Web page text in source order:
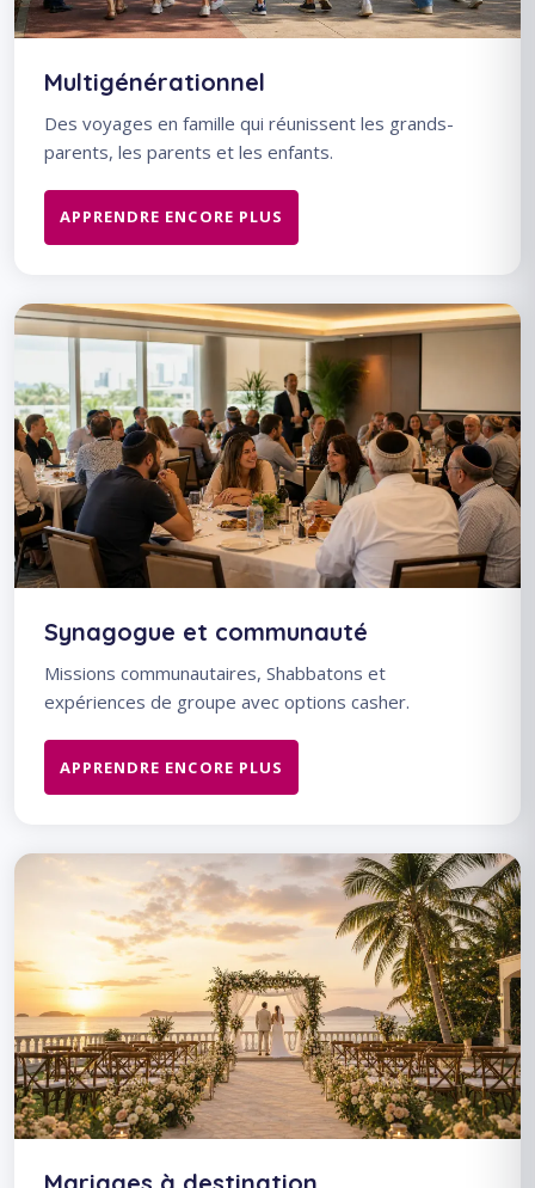
Multigénérationnel
Des voyages en famille qui réunissent les grands-
parents, les parents et les enfants.
APPRENDRE ENCORE PLUS
Synagogue et communauté
Missions communautaires, Shabbatons et
expériences de groupe avec options casher.
APPRENDRE ENCORE PLUS
Mariages à destination